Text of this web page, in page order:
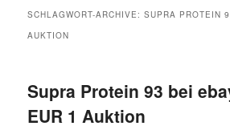
wechseln
SCHLAGWORT-ARCHIVE:SUPRA PROTEIN
AUKTION
Supra Protein 93 bei
EUR 1 Auktion